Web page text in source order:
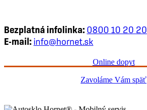
Bezplatná infolinka: 0800 10 20 20
E-mail: info@hornet.sk
Online dopyt
Zavoláme Vám späť